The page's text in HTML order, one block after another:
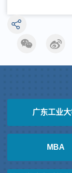
广东工业
MBA